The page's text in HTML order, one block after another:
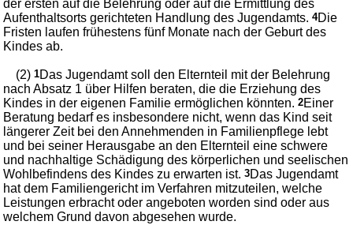
der ersten auf die Belehrung oder auf die Ermittlung des
Aufenthaltsorts gerichteten Handlung des Jugendamts.4Die
Fristen laufen frühestens fünf Monate nach der Geburt des
Kindes ab.
(2)1Das Jugendamt soll den Elternteil mit der Belehrung
nach Absatz 1 über Hilfen beraten, die die Erziehung des
Kindes in der eigenen Familie ermöglichen könnten.2Einer
Beratung bedarf es insbesondere nicht, wenn das Kind seit
längerer Zeit bei den Annehmenden in Familienpflege lebt
und bei seiner Herausgabe an den Elternteil eine schwere
und nachhaltige Schädigung des körperlichen und seelischen
Wohlbefindens des Kindes zu erwarten ist.3Das Jugendamt
hat dem Familiengericht im Verfahren mitzuteilen, welche
Leistungen erbracht oder angeboten worden sind oder aus
welchem Grund davon abgesehen wurde.